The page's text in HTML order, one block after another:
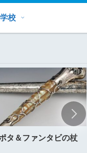
校
タ＆ファンタビの杖